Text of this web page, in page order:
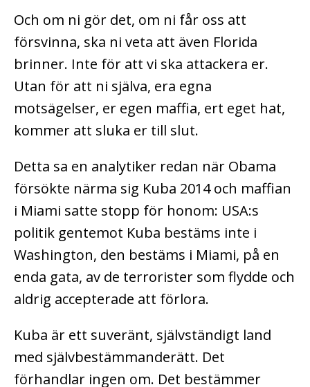
Och om ni gör det, om ni får oss att
försvinna, ska ni veta att även Florida
brinner. Inte för att vi ska attackera er.
Utan för att ni själva, era egna
motsägelser, er egen maffia, ert eget hat,
kommer att sluka er till slut.
Detta sa en analytiker redan när Obama
försökte närma sig Kuba 2014 och maffian
i Miami satte stopp för honom: USA:s
politik gentemot Kuba bestäms inte i
Washington, den bestäms i Miami, på en
enda gata, av de terrorister som flydde och
aldrig accepterade att förlora.
Kuba är ett suveränt, självständigt land
med självbestämmanderätt. Det
förhandlar ingen om. Det bestämmer